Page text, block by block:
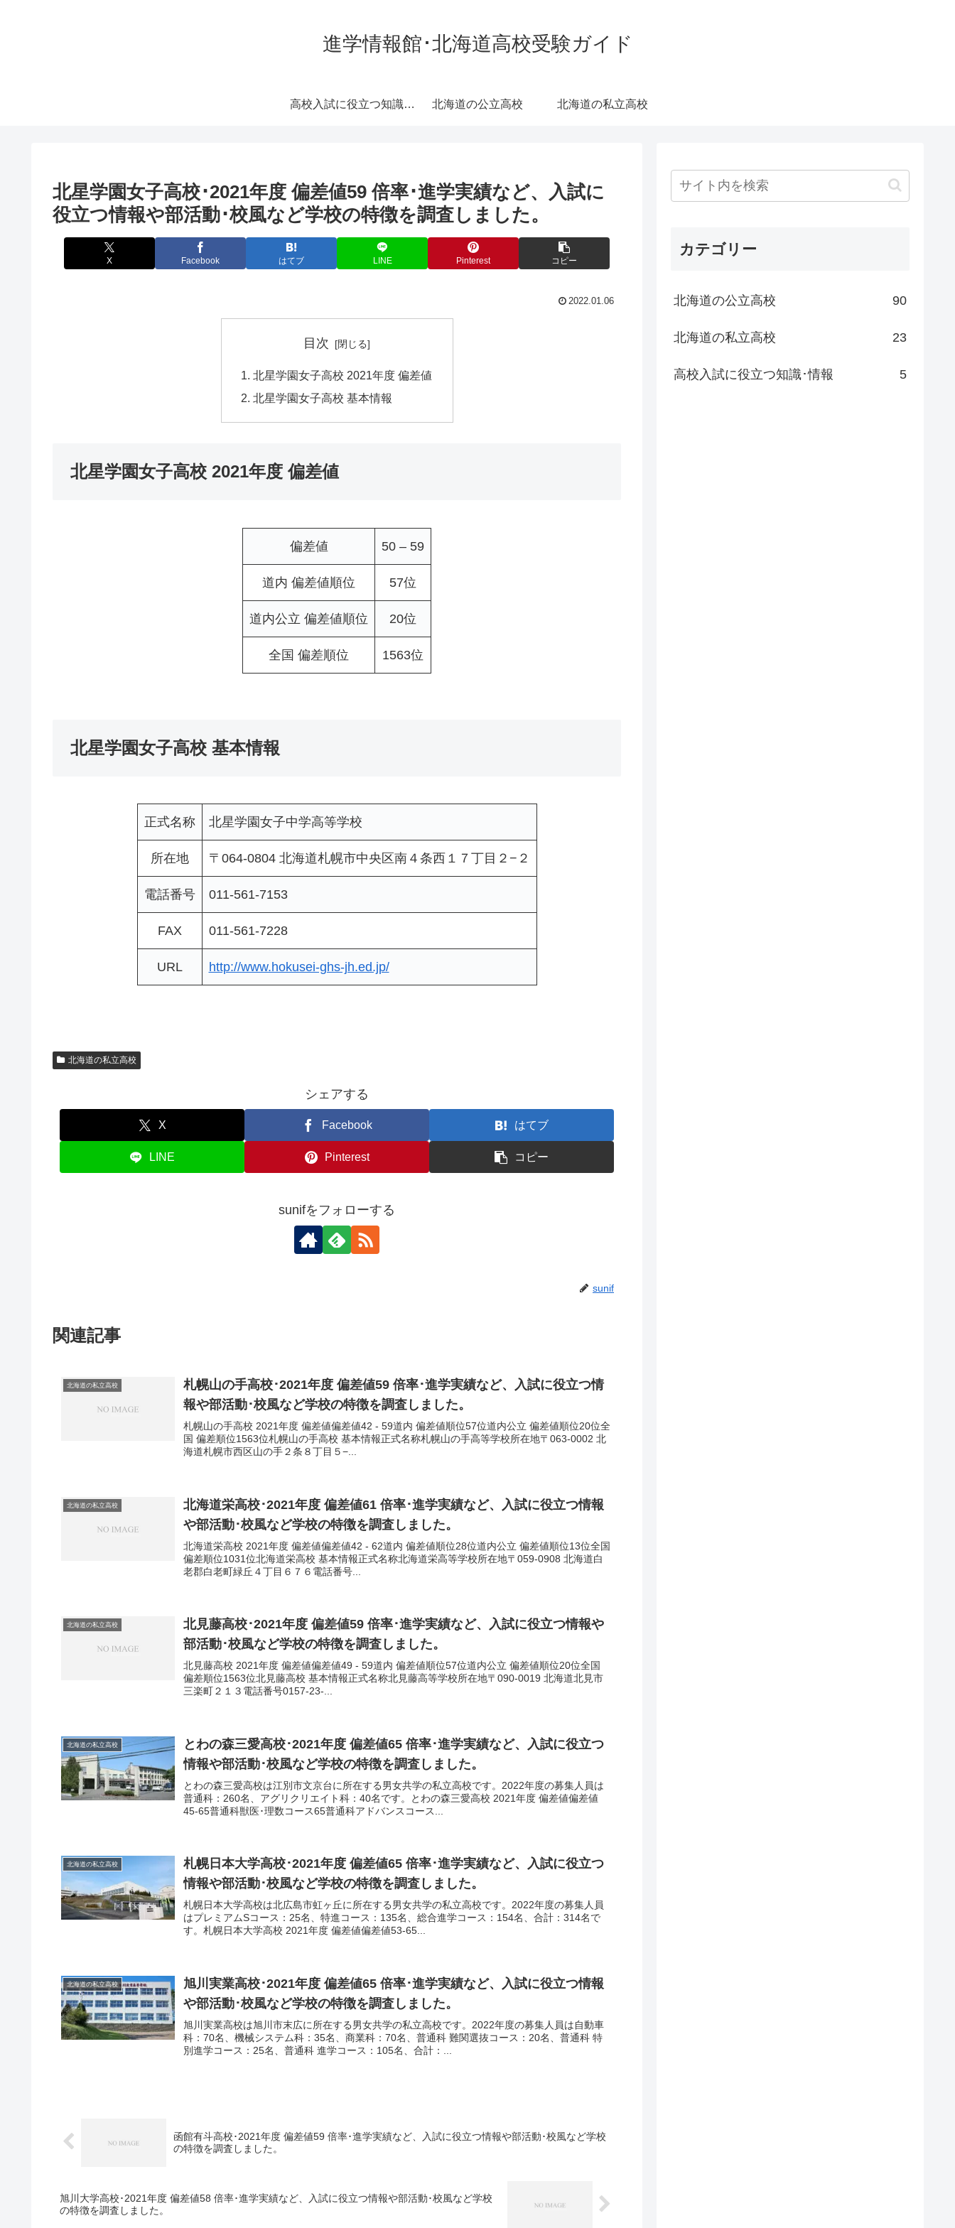
進学情報館･北海道高校受験ガイド
高校入試に役立つ知識･情報 北海道の公立高校 北海道の私立高校
北星学園女子高校･2021年度 偏差値59 倍率･進学実績など、入試に
役立つ情報や部活動･校風など学校の特徴を調査しました。
X Facebook はてブ LINE Pinterest コピー
2022.01.06
目次
北星学園女子高校 2021年度 偏差値
北星学園女子高校 基本情報
北星学園女子高校 2021年度 偏差値
偏差値 50 – 59
道内 偏差値順位 57位
道内公立 偏差値順位 20位
全国 偏差順位 1563位
北星学園女子高校 基本情報
正式名称 北星学園女子中学高等学校
所在地 〒064-0804 北海道札幌市中央区南４条西１７丁目２−２
電話番号 011-561-7153
FAX 011-561-7228
URL http://www.hokusei-ghs-jh.ed.jp/
北海道の私立高校
シェアする
X Facebook はてブ
LINE Pinterest コピー
sunifをフォローする
sunif
関連記事
北海道の私立高校
札幌山の手高校･2021年度 偏差値59 倍率･進学実績など、入試に役立つ情
報や部活動･校風など学校の特徴を調査しました。
札幌山の手高校 2021年度 偏差値偏差値42 - 59道内 偏差値順位57位道内公立 偏差値順位20位全
国 偏差順位1563位札幌山の手高校 基本情報正式名称札幌山の手高等学校所在地〒063-0002 北
海道札幌市西区山の手２条８丁目５−...
北海道の私立高校
北海道栄高校･2021年度 偏差値61 倍率･進学実績など、入試に役立つ情報
や部活動･校風など学校の特徴を調査しました。
北海道栄高校 2021年度 偏差値偏差値42 - 62道内 偏差値順位28位道内公立 偏差値順位13位全国
偏差順位1031位北海道栄高校 基本情報正式名称北海道栄高等学校所在地〒059-0908 北海道白
老郡白老町緑丘４丁目６７６電話番号...
北海道の私立高校
北見藤高校･2021年度 偏差値59 倍率･進学実績など、入試に役立つ情報や
部活動･校風など学校の特徴を調査しました。
北見藤高校 2021年度 偏差値偏差値49 - 59道内 偏差値順位57位道内公立 偏差値順位20位全国
偏差順位1563位北見藤高校 基本情報正式名称北見藤高等学校所在地〒090-0019 北海道北見市
三楽町２１３電話番号0157-23-...
北海道の私立高校
とわの森三愛高校･2021年度 偏差値65 倍率･進学実績など、入試に役立つ
情報や部活動･校風など学校の特徴を調査しました。
とわの森三愛高校は江別市文京台に所在する男女共学の私立高校です。2022年度の募集人員は
普通科：260名、アグリクリエイト科：40名です。とわの森三愛高校 2021年度 偏差値偏差値
45-65普通科獣医･理数コース65普通科アドバンスコース...
北海道の私立高校
札幌日本大学高校･2021年度 偏差値65 倍率･進学実績など、入試に役立つ
情報や部活動･校風など学校の特徴を調査しました。
札幌日本大学高校は北広島市虹ヶ丘に所在する男女共学の私立高校です。2022年度の募集人員
はプレミアムSコース：25名、特進コース：135名、総合進学コース：154名、合計：314名で
す。札幌日本大学高校 2021年度 偏差値偏差値53-65...
北海道の私立高校
旭川実業高校･2021年度 偏差値65 倍率･進学実績など、入試に役立つ情報
や部活動･校風など学校の特徴を調査しました。
旭川実業高校は旭川市末広に所在する男女共学の私立高校です。2022年度の募集人員は自動車
科：70名、機械システム科：35名、商業科：70名、普通科 難関選抜コース：20名、普通科 特
別進学コース：25名、普通科 進学コース：105名、合計：...
函館有斗高校･2021年度 偏差値59 倍率･進学実績など、入試に役立つ情報や部活動･校風など学校
の特徴を調査しました。
旭川大学高校･2021年度 偏差値58 倍率･進学実績など、入試に役立つ情報や部活動･校風など学校
の特徴を調査しました。
カテゴリー
北海道の公立高校 90
北海道の私立高校 23
高校入試に役立つ知識･情報 5